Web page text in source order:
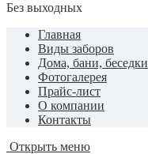
Без выходных
Главная
Виды заборов
Дома, бани, беседки
Фотогалерея
Прайс-лист
О компании
Контакты
Открыть меню